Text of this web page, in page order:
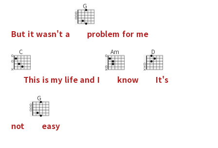
But itwasn't a
G
problem for me
C
This is my life and I
Am
know
D
It's
not
G
easy